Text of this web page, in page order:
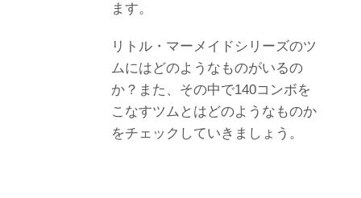
ます。
リトル・マーメイドシリーズのツ
ムにはどのようなものがいるの
か？また、その中で140コンボを
こなすツムとはどのようなものか
をチェックしていきましょう。